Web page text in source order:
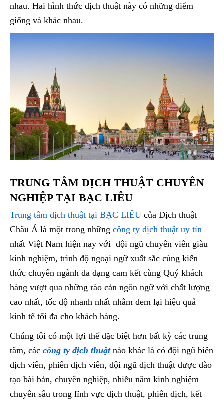
nhau. Hai hình thức dịch thuật này có những điểm
giống và khác nhau.
TRUNG TÂM DỊCH THUẬT CHUYÊN
NGHIỆP TẠI BẠC LIÊU
Trung tâm dịch thuật tại BẠC LIÊU của Dịch thuật
Châu Á là một trong những công ty dịch thuật uy tín
nhất Việt Nam hiện nay với đội ngũ chuyên viên giàu
kinh nghiệm, trình độ ngoại ngữ xuất sắc cùng kiến
thức chuyên ngành đa dạng cam kết cùng Quý khách
hàng vượt qua những rào cản ngôn ngữ với chất lượng
cao nhất, tốc độ nhanh nhất nhằm đem lại hiệu quả
kinh tế tối đa cho khách hàng.
Chúng tôi có một lợi thế đặc biệt hơn bất kỳ các trung
tâm, các công ty dịch thuật nào khác là có đội ngũ biên
dịch viên, phiên dịch viên, đội ngũ dịch thuật được đào
tạo bài bản, chuyên nghiệp, nhiều năm kinh nghiệm
chuyên sâu trong lĩnh vực dịch thuật, phiên dịch, kết